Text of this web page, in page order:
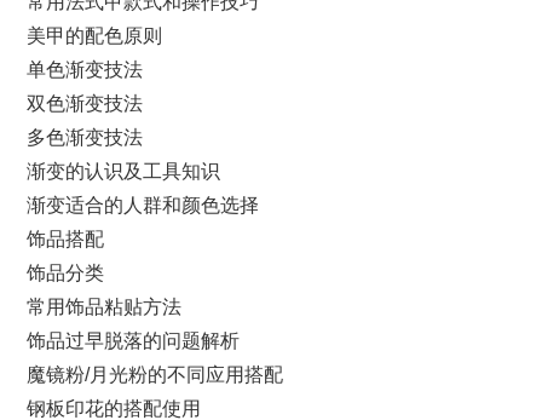
美甲的配色原则
单色渐变技法
双色渐变技法
多色渐变技法
渐变的认识及工具知识
渐变适合的人群和颜色选择
饰品搭配
饰品分类
常用饰品粘贴方法
饰品过早脱落的问题解析
魔镜粉/月光粉的不同应用搭配
钢板印花的搭配使用